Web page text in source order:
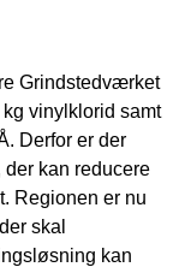
Grindstedværket
vinylklorid samt
Derfor er der
der kan reducere
Regionen er nu
skal
kan